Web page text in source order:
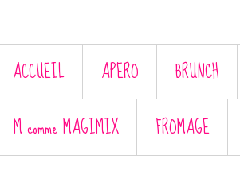
ACCUEIL APERO BRUNCH
M comme MAGIMIX
FROMAGE